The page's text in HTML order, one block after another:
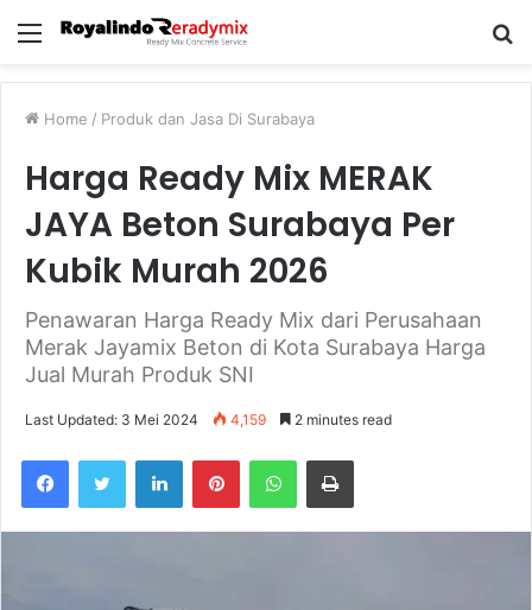
Menu
Home / Produk dan Jasa Di Surabaya
Harga Ready Mix MERAK
JAYA Beton Surabaya Per
Kubik Murah 2026
Penawaran Harga Ready Mix dari Perusahaan
Merak Jayamix Beton di Kota Surabaya Harga
Jual Murah Produk SNI
Last Updated: 3 Mei 2024 4,159 2 minutes read
FacebookTwitter LinkedInPinterestWhatsAppPrint